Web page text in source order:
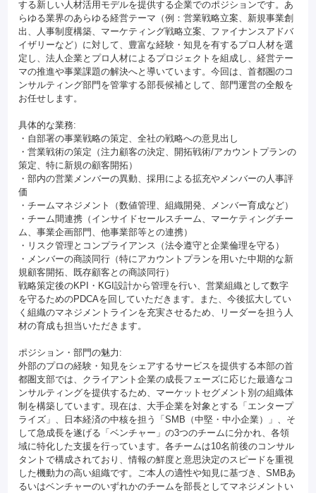
する新しい人材活用モデルを提供する企業でのポジションです。あ
らゆる業界のあらゆる経営テーマ（例：営業戦略立案、新規事業創
出、人事制度構築、マーケティング戦略立案、ファイナンスアドバ
イザリーなど）に対して、豊富な経験・知見を有するプロ人材を選
定し、法人企業とプロ人材によるプロジェクトを組成し、経営テー
マの推進や事業課題の解決へと導いています。今回は、首都圏のコ
ンサルティング部門を管掌する部長候補として、部門運営の全般を
お任せします。
具体的な業務:
・自部署の事業戦略の策定、全社の戦略への意見出し
・営業戦術の策定（注力顧客の決定、開拓戦術/アカウントプランの
策定、特に新規の顧客開拓）
・部内の営業メンバーの異動、採用による拡充やメンバーの人事評
価
・チームマネジメント（数値管理、組織開発、メンバー育成など）
・チーム間連携（インサイドセールスチーム、マーケティングチー
ム、事業企画部門、他事業部等との連携）
・リスク管理とコンプライアンス（法令遵守と企業倫理を守る）
・メンバーの商談同行（特にアカウントプランを用いた中期的な新
規顧客開拓、既存顧客との商談同行）
戦略策定後のKPI・KGI設計から管理を行い、営業組織として数字
を守るためのPDCAを回していただきます。また、今後拡大してい
く組織のマネジメントラインを充実させるため、リーダーを担う人
材の育成も担当いただきます。
ポジション・部門の魅力:
外部のプロの経験・知見をシェアするサービスを提供する本部の首
都圏支部では、クライアント企業の成長フェーズに応じた最適なコ
ンサルティングを提供するため、マーケットセグメント別の組織体
制を構築しています。現在は、大手企業を対象とする「エンタープ
ライズ」、日本経済の中核を担う「SMB（中堅・中小企業）」、そ
して急成長を遂げる「ベンチャー」の3つのチームに分かれ、各領
域に特化した支援を行っています。各チームは10名前後のコンサル
タントで構成されており、情報の鮮度と意思決定のスピードを重視
した機動力の高い組織です。ご本人の適性や知見に基づき、SMBあ
るいはベンチャーのいずれかのチームを部長としてマネジメントい